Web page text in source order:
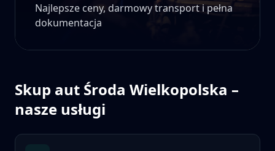
Najlepsze ceny, darmowy transport i pełna
dokumentacja
Skup aut Środa Wielkopolska –
nasze usługi